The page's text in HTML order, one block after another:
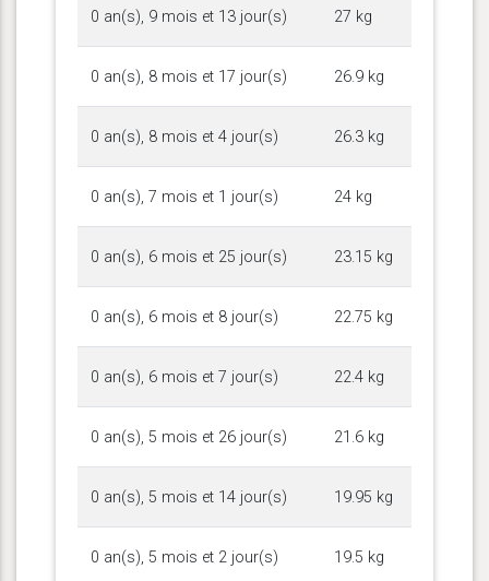
0 an(s), 9 mois et 13 jour(s) 27 kg
0 an(s), 8 mois et 17 jour(s) 26.9 kg
0 an(s), 8 mois et 4 jour(s) 26.3 kg
0 an(s), 7 mois et 1 jour(s) 24 kg
0 an(s), 6 mois et 25 jour(s) 23.15 kg
0 an(s), 6 mois et 8 jour(s) 22.75 kg
0 an(s), 6 mois et 7 jour(s) 22.4 kg
0 an(s), 5 mois et 26 jour(s) 21.6 kg
0 an(s), 5 mois et 14 jour(s) 19.95 kg
0 an(s), 5 mois et 2 jour(s) 19.5 kg